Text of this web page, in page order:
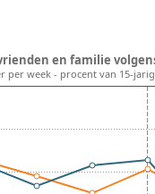
en familie
per week - procent van 15-